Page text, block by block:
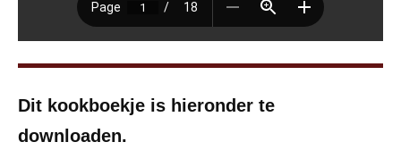
Dit kookboekje is hieronder te
downloaden.